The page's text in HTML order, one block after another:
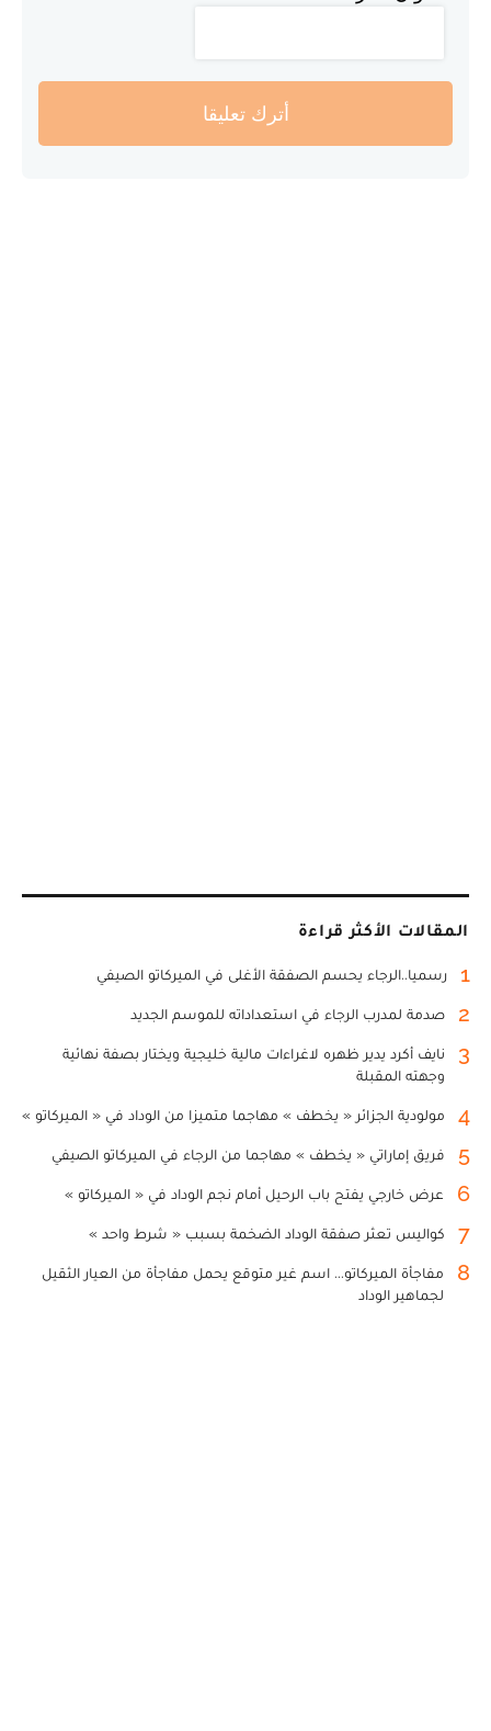
أترك تعليقا
المقالات الأكثر قراءة
1 رسميا..الرجاء يحسم الصفقة الأغلى في الميركاتو الصيفي
2 صدمة لمدرب الرجاء في استعداداته للموسم الجديد
3
نايف أكرد يدير ظهره لاغراءات مالية خليجية ويختار بصفة نهائية
وجهته المقبلة
4 مولودية الجزائر « يخطف » مهاجما متميزا من الوداد في « الميركاتو »
5 فريق إماراتي « يخطف » مهاجما من الرجاء في الميركاتو الصيفي
6 عرض خارجي يفتح باب الرحيل أمام نجم الوداد في « الميركاتو »
7 كواليس تعثر صفقة الوداد الضخمة بسبب « شرط واحد »
8
مفاجأة الميركاتو... اسم غير متوقع يحمل مفاجأة من العيار الثقيل
لجماهير الوداد